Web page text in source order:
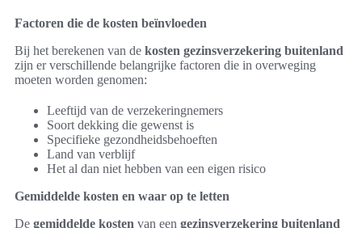
Factoren die de kosten beïnvloeden
Bij het berekenen van de kosten gezinsverzekering buitenland
zijn er verschillende belangrijke factoren die in overweging
moeten worden genomen:
Leeftijd van de verzekeringnemers
Soort dekking die gewenst is
Specifieke gezondheidsbehoeften
Land van verblijf
Het al dan niet hebben van een eigen risico
Gemiddelde kosten en waar op te letten
De gemiddelde kosten van een gezinsverzekering buitenland